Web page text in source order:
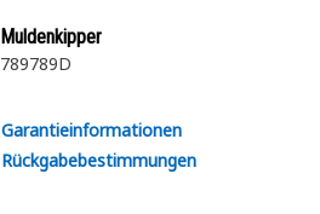
Muldenkipper
789789D
Garantieinformationen
Rückgabebestimmungen